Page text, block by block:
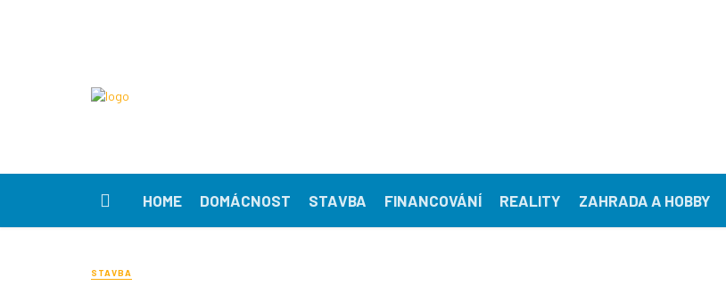
HOME DOMÁCNOST STAVBA FINANCOVÁNÍ REALITY ZAHRADA A HOBBY
STAVBA